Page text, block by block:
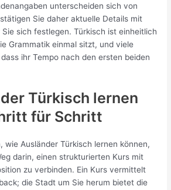
unterscheiden sich von
Sie daher aktuelle Details mit
sich festlegen. Türkisch ist einheitlich
Grammatik einmal sitzt, und viele
ihr Tempo nach den ersten beiden
Türkisch lernen
für Schritt
wie Ausländer Türkisch lernen können,
darin, einen strukturierten Kurs mit
zu verbinden. Ein Kurs vermittelt
die Stadt um Sie herum bietet die